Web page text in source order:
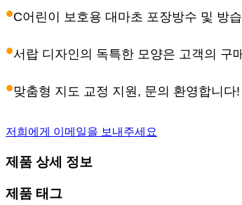
•C어린이 보호용 대마초 포장방수 및 방
•서랍 디자인의 독특한 모양은 고객의 구
•맞춤형 지도 교정 지원, 문의 환영합니다!
저희에게 이메일을 보내주세요
제품 상세 정보
제품 태그